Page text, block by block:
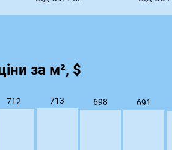
за м², $
712 713 698 691